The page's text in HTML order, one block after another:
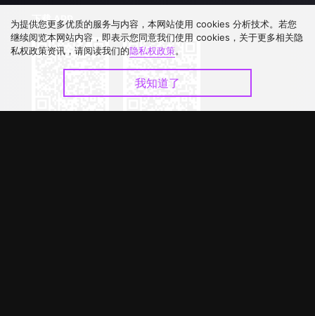
下载 APP
为提供您更多优质的服务与内容，本网站使用 cookies 分析技术。若您
继续阅览本网站内容，即表示您同意我们使用 cookies，关于更多相关隐
私权政策资讯，请阅读我们的隐私权政策。
我知道了